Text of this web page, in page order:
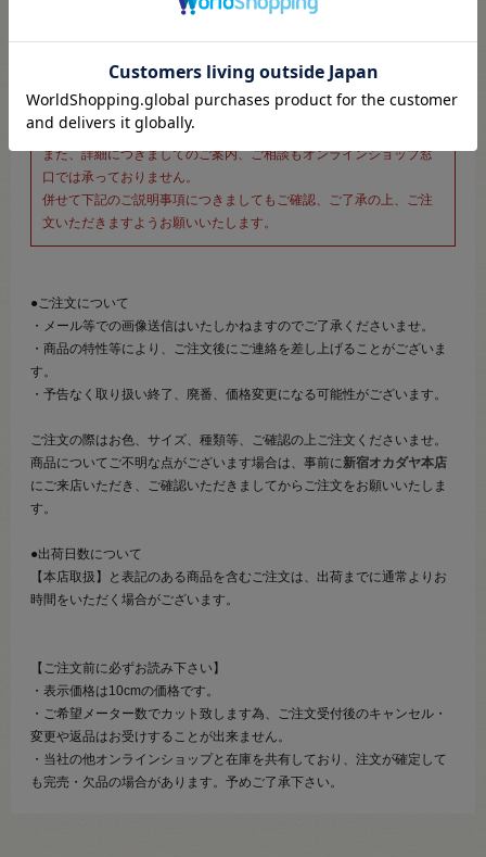
こちらのページは、店頭にてあらかじめ商品詳細および商品コード
をご確認いただいた上でご注文いただけるページです。
そのため、商品画像および詳細は記載しておりません。
また、詳細につきましてのご案内、ご相談もオンラインショップ窓
口では承っておりません。
併せて下記のご説明事項につきましてもご確認、ご了承の上、ご注
文いただきますようお願いいたします。
●ご注文について
・メール等での画像送信はいたしかねますのでご了承くださいませ。
・商品の特性等により、ご注文後にご連絡を差し上げることがございま
す。
・予告なく取り扱い終了、廃番、価格変更になる可能性がございます。
ご注文の際はお色、サイズ、種類等、ご確認の上ご注文くださいませ。
商品についてご不明な点がございます場合は、事前に新宿オカダヤ本店
にご来店いただき、ご確認いただきましてからご注文をお願いいたしま
す。
●出荷日数について
【本店取扱】と表記のある商品を含むご注文は、出荷までに通常よりお
時間をいただく場合がございます。
【ご注文前に必ずお読み下さい】
・表示価格は10cmの価格です。
・ご希望メーター数でカット致します為、ご注文受付後のキャンセル・
変更や返品はお受けすることが出来ません。
・当社の他オンラインショップと在庫を共有しており、注文が確定して
も完売・欠品の場合があります。予めご了承下さい。